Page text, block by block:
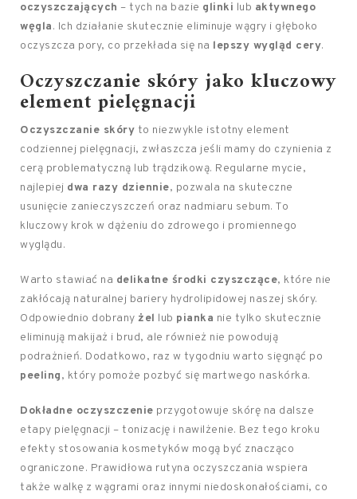
oczyszczających – tych na bazie glinki lub aktywnego
węgla. Ich działanie skutecznie eliminuje wągry i głęboko
oczyszcza pory, co przekłada się na lepszy wygląd cery.
Oczyszczanie skóry jako kluczowy
element pielęgnacji
Oczyszczanie skóry to niezwykle istotny element
codziennej pielęgnacji, zwłaszcza jeśli mamy do czynienia z
cerą problematyczną lub trądzikową. Regularne mycie,
najlepiej dwa razy dziennie, pozwala na skuteczne
usunięcie zanieczyszczeń oraz nadmiaru sebum. To
kluczowy krok w dążeniu do zdrowego i promiennego
wyglądu.
Warto stawiać na delikatne środki czyszczące, które nie
zakłócają naturalnej bariery hydrolipidowej naszej skóry.
Odpowiednio dobrany żel lub pianka nie tylko skutecznie
eliminują makijaż i brud, ale również nie powodują
podrażnień. Dodatkowo, raz w tygodniu warto sięgnąć po
peeling, który pomoże pozbyć się martwego naskórka.
Dokładne oczyszczenie przygotowuje skórę na dalsze
etapy pielęgnacji – tonizację i nawilżenie. Bez tego kroku
efekty stosowania kosmetyków mogą być znacząco
ograniczone. Prawidłowa rutyna oczyszczania wspiera
także walkę z wągrami oraz innymi niedoskonałościami, co